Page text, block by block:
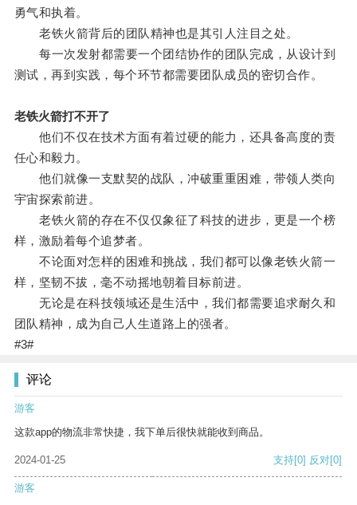
勇气和执着。
老铁火箭背后的团队精神也是其引人注目之处。
每一次发射都需要一个团结协作的团队完成，从设计到
测试，再到实践，每个环节都需要团队成员的密切合作。
老铁火箭打不开了
他们不仅在技术方面有着过硬的能力，还具备高度的责
任心和毅力。
他们就像一支默契的战队，冲破重重困难，带领人类向
宇宙探索前进。
老铁火箭的存在不仅仅象征了科技的进步，更是一个榜
样，激励着每个追梦者。
不论面对怎样的困难和挑战，我们都可以像老铁火箭一
样，坚韧不拔，毫不动摇地朝着目标前进。
无论是在科技领域还是生活中，我们都需要追求耐久和
团队精神，成为自己人生道路上的强者。
#3#
评论
游客
这款app的物流非常快捷，我下单后很快就能收到商品。
2024-01-25 支持[0] 反对[0]
游客